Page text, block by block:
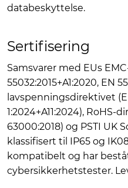
databeskyttelse.
Sertifisering
Samsvarer med EUs
55032:2015+A1:2020, EN
lavspenningsdirektivet
1:2024+A11:2024), RoHS-
63000:2018) og PSTI UK
klassifisert til IP65 og
kompatibelt og har
cybersikkerhetstester.